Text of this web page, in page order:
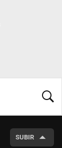
SUBIR